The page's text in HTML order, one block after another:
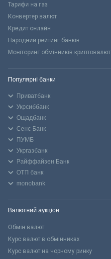
Тарифи на газ
Конвертер валют
Кредит онлайн
Народний рейтинг банків
Моніторинг обмінників криптовалют
Популярні банки
Приватбанк
Укрсиббанк
Ощадбанк
Сенс Банк
ПУМБ
Укргазбанк
Райффайзен Банк
ОТП банк
monobank
Валютний аукціон
Обмін валют
Курс валют в обмінниках
Курс валют на чорному ринку